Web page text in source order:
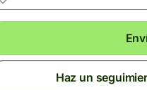
Haz un